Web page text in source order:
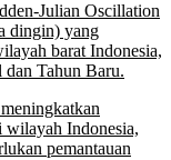
Julian Oscillation
dingin) yang
barat Indonesia,
Tahun Baru.
wilayah Indonesia,
pemantauan